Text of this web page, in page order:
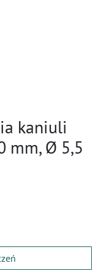
kaniuli
mm, Ø 5,5